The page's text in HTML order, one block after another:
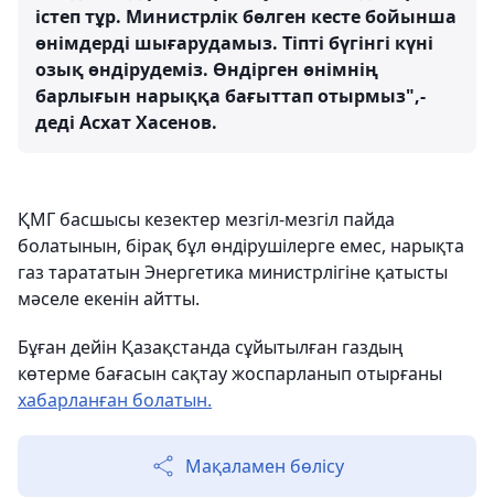
істеп тұр. Министрлік бөлген кесте бойынша
өнімдерді шығарудамыз. Тіпті бүгінгі күні
озық өндірудеміз. Өндірген өнімнің
барлығын нарыққа бағыттап отырмыз",-
деді Асхат Хасенов.
ҚМГ басшысы кезектер мезгіл-мезгіл пайда
болатынын, бірақ бұл өндірушілерге емес, нарықта
газ тарататын Энергетика министрлігіне қатысты
мәселе екенін айтты.
Бұған дейін Қазақстанда сұйытылған газдың
көтерме бағасын сақтау жоспарланып отырғаны
хабарланған болатын.
Мақаламен бөлісу